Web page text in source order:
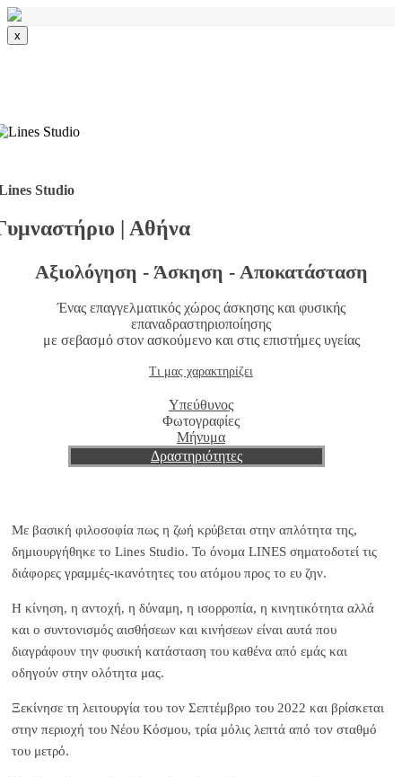
x
Studio
| Αθήνα
Αξιολόγηση - Άσκηση - Αποκατάσταση
Ένας επαγγελματικός χώρος άσκησης και φυσικής
επαναδραστηριοποίησης
με σεβασμό στον ασκούμενο και στις επιστήμες υγείας
Τι μας χαρακτηρίζει
Υπεύθυνος
Φωτογραφίες
Μήνυμα
Δραστηριότητες
Με βασική φιλοσοφία πως η ζωή κρύβεται στην απλότητα της,
δημιουργήθηκε το Lines Studio. Το όνομα LINES σηματοδοτεί τις
διάφορες γραμμές-ικανότητες του ατόμου προς το ευ ζην.
Η κίνηση, η αντοχή, η δύναμη, η ισορροπία, η κινητικότητα αλλά
και ο συντονισμός αισθήσεων και κινήσεων είναι αυτά που
διαγράφουν την φυσική κατάσταση του καθένα από εμάς και
οδηγούν στην ολότητα μας.
Ξεκίνησε τη λειτουργία του τον Σεπτέμβριο του 2022 και βρίσκεται
στην περιοχή του Νέου Κόσμου, τρία μόλις λεπτά από τον σταθμό
του μετρό.